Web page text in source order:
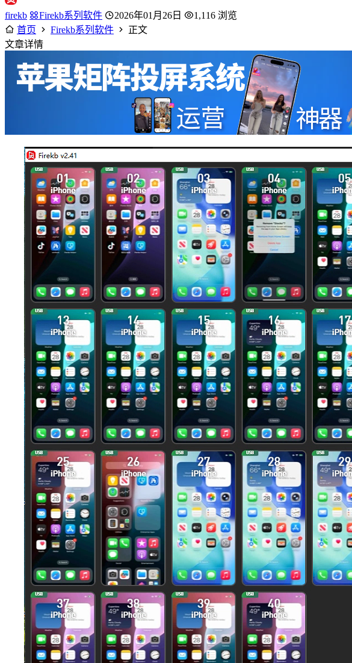
firekb Firekb系列软件 2026年01月26日
1,116 浏览
首页
Firekb系列软件
正文
文章详情